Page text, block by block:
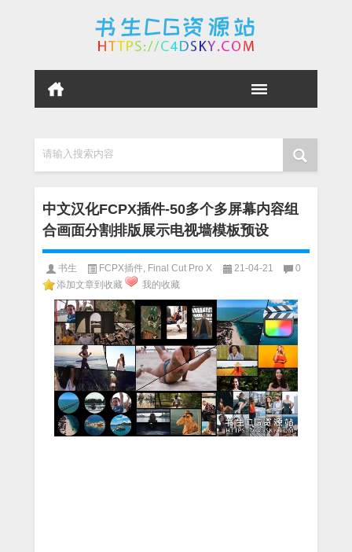
请输入搜索内容
中文汉化FCPX插件-50多个多屏幕内容组
合画面分割排版展示电视墙模板预设
书生 FCPX插件 Final Cut Pro X 21-04-21
0
添加文章到收藏
我的收藏